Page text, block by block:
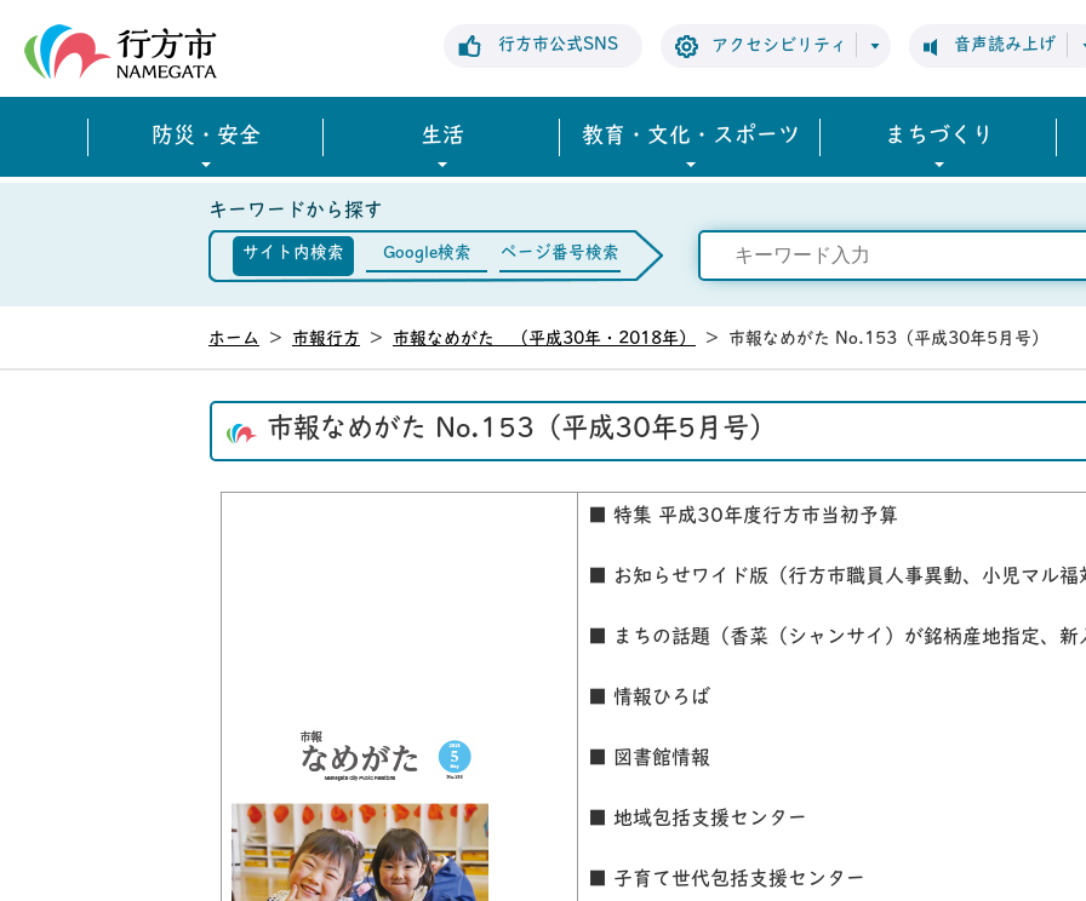
行方市公式SNS アクセシビリティ 音声読み上げ
防災・安全 生活 教育・文化・スポーツ まちづくり
キーワードから探す
サイト内検索 Google検索 ページ番号検索
ホーム > 市報行方 > 市報なめがた （平成30年・2018年） > 市報なめがた No.153（平成30年5月号）
市報なめがた No.153（平成30年5月号）
■ 特集 平成30年度行方市当初予算
■ お知らせワイド版（行方市職員人事異動、小児マル福
■ まちの話題（香菜（シャンサイ）が銘柄産地指定、
■ 情報ひろば
■ 図書館情報
■ 地域包括支援センター
■ 子育て世代包括支援センター